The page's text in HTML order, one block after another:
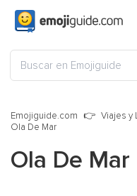
Emojiguide.com Viajes y
Ola De Mar
Ola De Mar